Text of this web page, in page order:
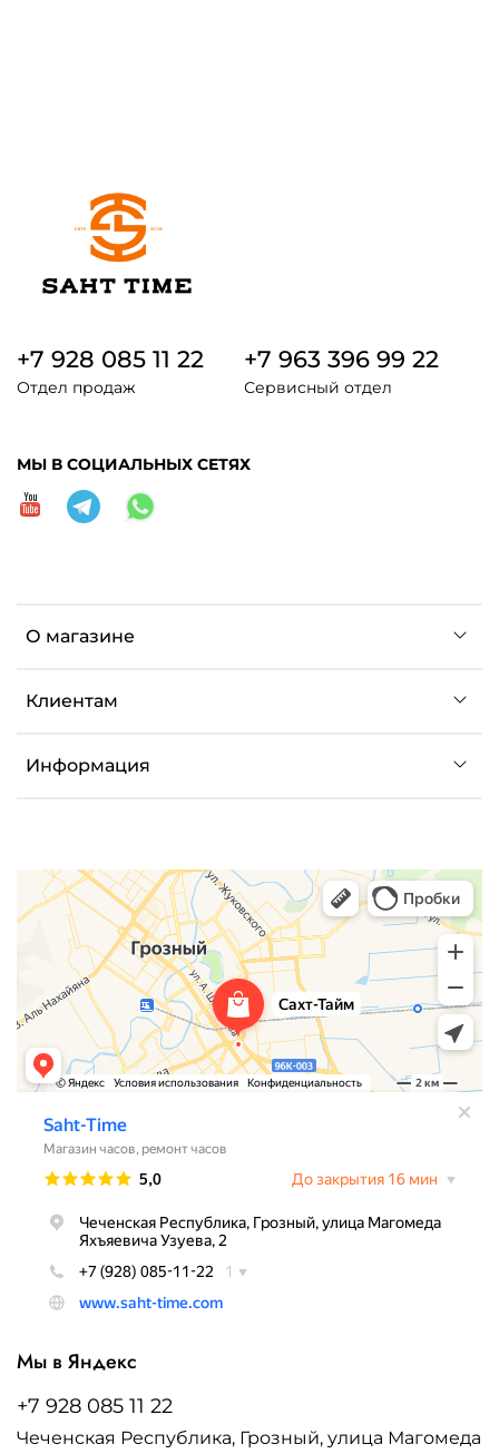
О магазине
Клиентам
Информация
+7 928 085 11 22
Отдел продаж
+7 963 396 99 22
Сервисный отдел
МЫ В СОЦИАЛЬНЫХ СЕТЯХ
Мы в Яндекс
+7 928 085 11 22
Чеченская Республика, Грозный, улица Магомеда